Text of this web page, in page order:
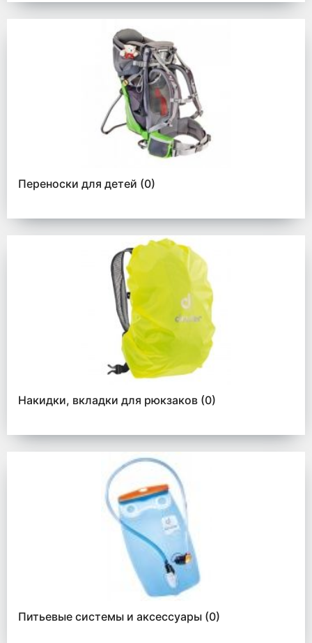
Переноски для детей (0)
Накидки, вкладки для рюкзаков (0)
Питьевые системы и аксессуары (0)